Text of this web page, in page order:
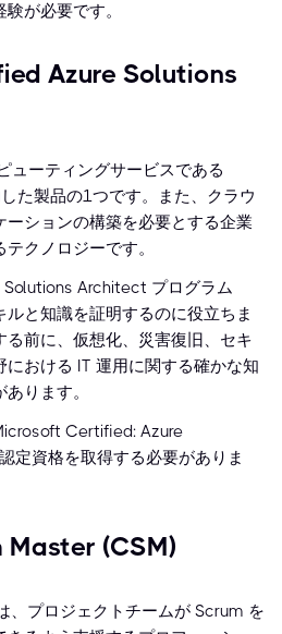
が必要です。
Azure Solutions
ューティングサービスである
た製品の1つです。また、クラウ
ーションの構築を必要とする企業
クノロジーです。
Architect プログラム
と知識を証明するのに役立ちま
前に、仮想化、災害復旧、セキ
における IT 運用に関する確かな知
ります。
Certified: Azure
資格を取得する必要がありま
(CSM)
プロジェクトチームが Scrum を